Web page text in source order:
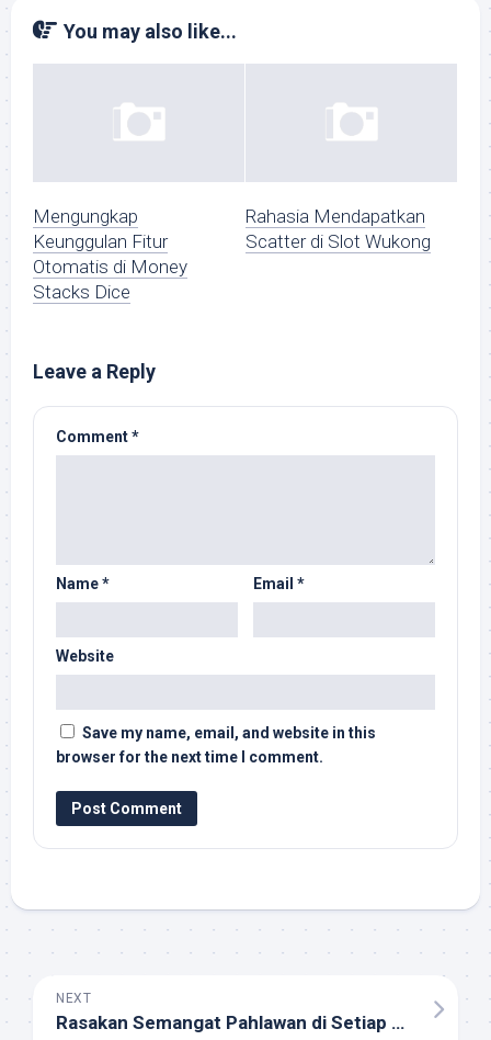
You may also like...
Mengungkap
Keunggulan Fitur
Otomatis di Money
Stacks Dice
Rahasia Mendapatkan
Scatter di Slot Wukong
Leave a Reply
Comment*
Name* Email *
Website
Save my name, email, and website in this
browser for the next time I comment.
NEXT
Rasakan Semangat Pahlawan di Setiap Spin Hercules